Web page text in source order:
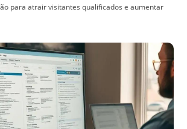
para atrair visitantes qualificados e aumentar